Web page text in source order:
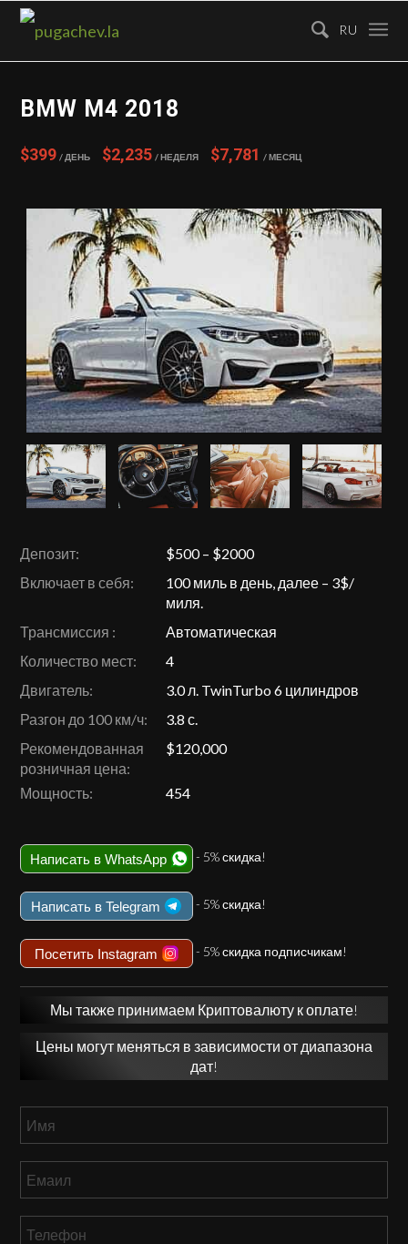
BMW M4 2018
$399 / День $2,235 / Неделя $7,781 / Месяц
Депозит:
$500 – $2000
Включает в себя:
100 миль в день, далее – 3$/
миля.
Трансмиссия :
Автоматическая
Количество мест:
4
Двигатель:
3.0 л. TwinTurbo 6 цилиндров
Разгон до 100 км/ч:
3.8 с.
Рекомендованная
розничная цена:
$120,000
Мощность: 454
Написать в WhatsApp - 5% скидка!
Написать в Telegram - 5% скидка!
Посетить Instagram - 5% скидка подписчикам!
Мы также принимаем Криптовалюту к оплате!
Цены могут меняться в зависимости от диапазона
дат!
RU